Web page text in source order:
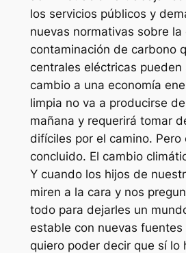
los servicios públicos y
nuevas normativas sobre
contaminación de carbono
centrales eléctricas pueden
cambio a una economía
limpia no va a producirse
mañana y requerirá tomar
difíciles por el camino. Pero
concluido. El cambio
Y cuando los hijos de
miren a la cara y nos
todo para dejarles un
estable con nuevas fuentes
quiero poder decir que sí lo